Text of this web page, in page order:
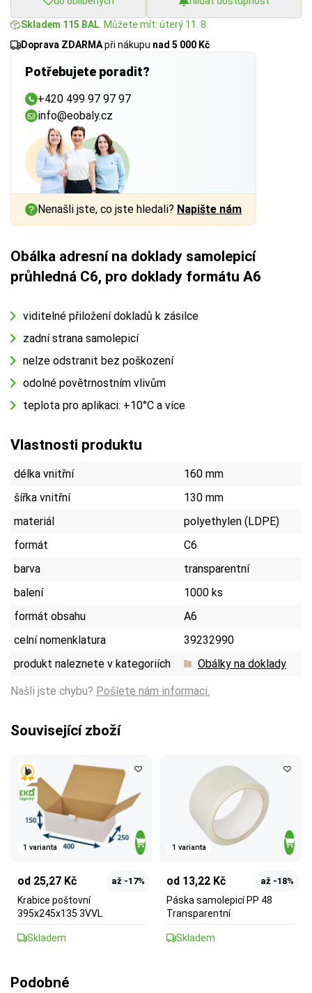
Skladem 115 BAL . Můžete mít: úterý 11. 8.
Doprava ZDARMApři nákupu nad 5 000 Kč
Potřebujete poradit?
+420 499 97 97 97
info@eobaly.cz
Nenašli jste, co jste hledali? Napište nám
Obálka adresní na doklady samolepicí
průhledná C6, pro doklady formátu A6
viditelné přiložení dokladů k zásilce
zadní strana samolepicí
nelze odstranit bez poškození
odolné povětrnostním vlivům
teplota pro aplikaci: +10°C a více
Vlastnosti produktu
délka vnitřní
160 mm
šířka vnitřní
130 mm
materiál
polyethylen (LDPE)
formát
C6
barva
transparentní
balení
1000 ks
formát obsahu
A6
celní nomenklatura
39232990
produkt naleznete v kategoriích
Obálky na doklady
Našli jste chybu? Pošlete nám informaci.
Související zboží
1 varianta
od 25,27 Kč až -17%
Krabice poštovní
395x245x135 3VVL
Skladem
1 varianta
od 13,22 Kč až -18%
Páska samolepicí PP 48
Transparentní
Skladem
Podobné